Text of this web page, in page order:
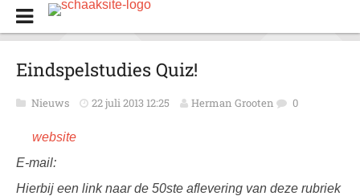
Eindspelstudies Quiz!
Nieuws 22 juli 2013 12:25 Herman Grooten 0
website
E-mail:
Hierbij een link naar de 50ste aflevering van deze rubriek